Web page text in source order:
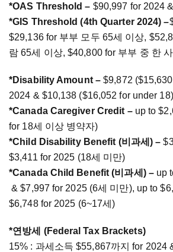
*OAS Threshold – $90,997 for 2024
*GIS Threshold (4th Quarter 2024) –
$29,136 for 부부 모두 65세 이상,
람 65세 이상, $40,800 for 부부 중 한
*Disability Amount – $9,872
2024 & $10,138 ($16,052 for under
*Canada Caregiver Credit –up to
for 18세 이상 병약자)
*Child Disability Benefit (비과세) –
$3,411 for 2025 (18세 미만)
*Canada Child Benefit (비과세) –up
& $7,997 for 2025 (6세 미만), up to
$6,748 for 2025 (6~17세)
*연방세 (Federal Tax Brackets)
15% : 과세소득 $55,867까지 for 2024